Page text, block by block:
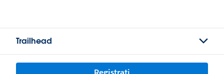
Trailhead